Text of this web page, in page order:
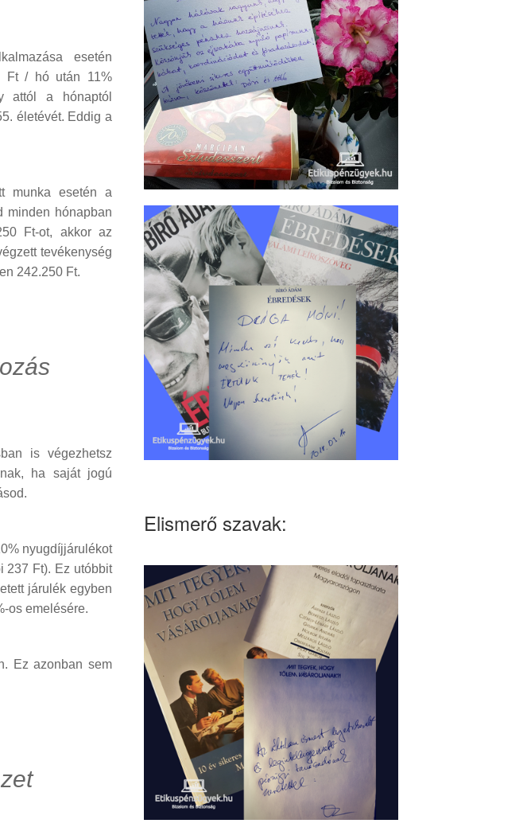
esetén
Ft / hó után 11%
attól a hónaptól
életévét. Eddig a
munka esetén a
minden hónapban
Ft-ot, akkor az
tevékenység
242.250 Ft.
is végezhetsz
ha saját jogú
nyugdíjjárulékot
237 Ft). Ez utóbbit
járulék egyben
os emelésére.
Ez azonban sem
Elismerő szavak: